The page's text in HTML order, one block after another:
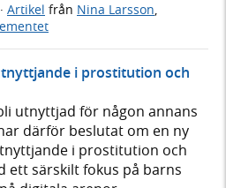
· Artikel från Nina Larsson,
i prostitution och
utnyttjad för någon annans
därför beslutat om en ny
i prostitution och
ett särskilt fokus på barns